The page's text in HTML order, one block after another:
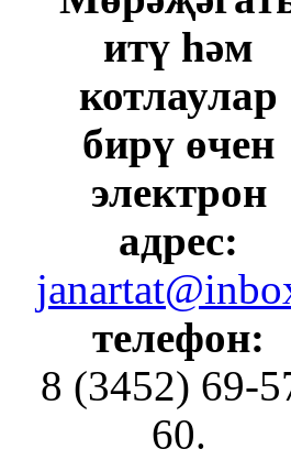
итү һәм
котлаулар
бирү өчен
электрон
адрес:
телефон:
8 (3452) 69-
60.